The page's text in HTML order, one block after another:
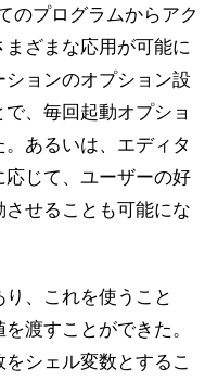
のプログラムからアク
ざまな応用が可能に
ョンのオプション設
、毎回起動オプショ
あるいは、エディタ
じて、ユーザーの好
せることも可能にな
、これを使うこと
渡すことができた。
シェル変数とするこ